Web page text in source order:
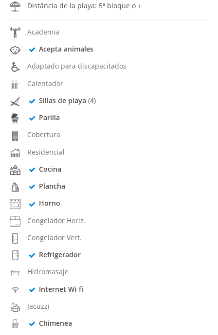
Distância de la playa: 5ª bloque o +
Academia
Acepta animales
Adaptado para discapacitados
Calentador
Sillas de playa (4)
Parilla
Cobertura
Residencial
Cocina
Plancha
Horno
Congelador Horiz.
Congelador Vert.
Refrigerador
Hidromasaje
Internet Wi-fi
Jacuzzi
Chimenea